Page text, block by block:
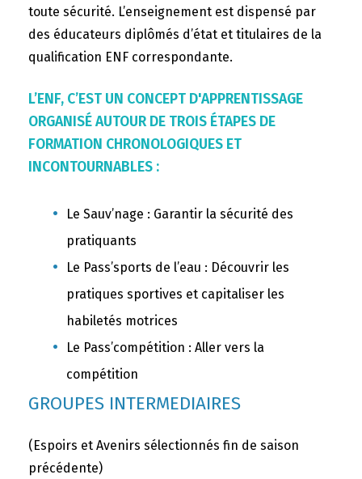
toute sécurité. L’enseignement est dispensé par
des éducateurs diplômés d’état et titulaires de la
qualification ENF correspondante.
L’ENF, C’EST UN CONCEPT D'APPRENTISSAGE
ORGANISÉ AUTOUR DE TROIS ÉTAPES DE
FORMATION CHRONOLOGIQUES ET
INCONTOURNABLES :
Le Sauv’nage : Garantir la sécurité des
pratiquants
Le Pass’sports de l’eau : Découvrir les
pratiques sportives et capitaliser les
habiletés motrices
Le Pass’compétition : Aller vers la
compétition
GROUPES INTERMEDIAIRES
(Espoirs et Avenirs sélectionnés fin de saison
précédente)